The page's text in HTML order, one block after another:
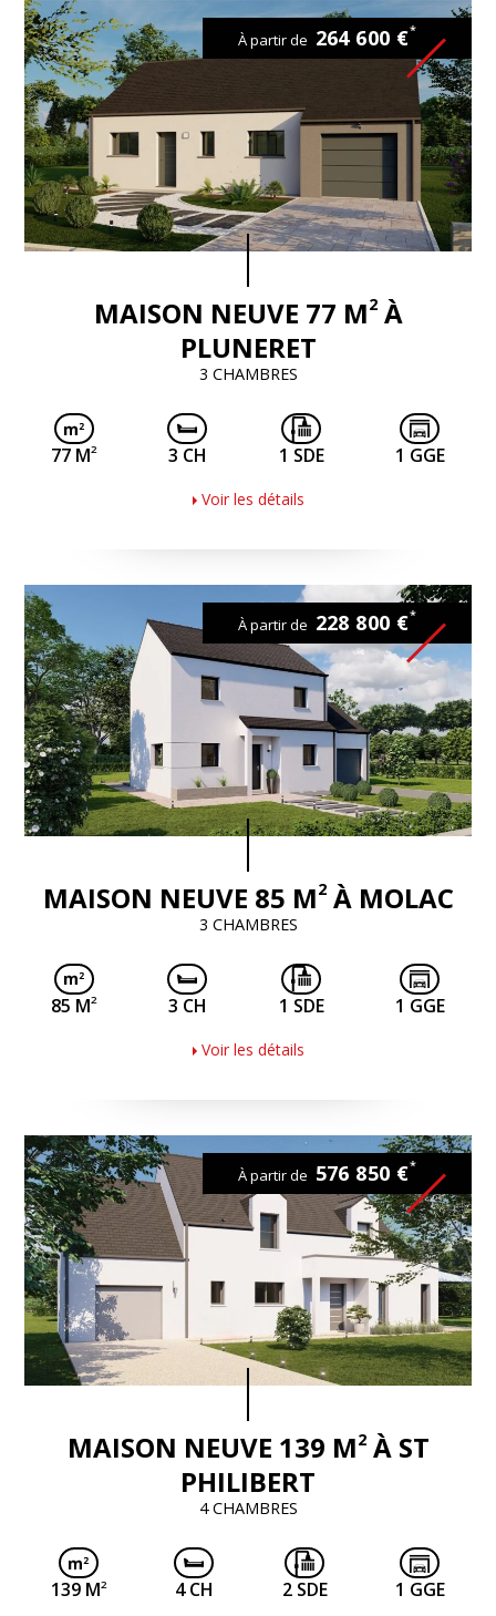
MAISON NEUVE 77 M2À
PLUNERET
3 CHAMBRES
À partir de 264 600 €*
77 M2 3 CH 1 SDE 1 GGE
Voir les détails
MAISON NEUVE 85 M2À MOLAC
3 CHAMBRES
À partir de 228 800 €*
85 M2 3 CH 1 SDE 1 GGE
Voir les détails
MAISON NEUVE 139 M2À ST
PHILIBERT
4 CHAMBRES
À partir de 576 850 €*
139 M2 4 CH 2 SDE 1 GGE